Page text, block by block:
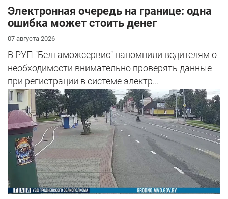
Электронная очередь на границе: одна
ошибка может стоить денег
07 августа 2026
В РУП "Белтаможсервис" напомнили водителям о
необходимости внимательно проверять данные
при регистрации в системе электр...